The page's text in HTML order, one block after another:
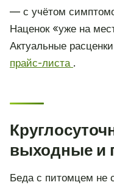
— с учётом
Наценок «уже на
Актуальные
прайс-листа .
выходные и
Беда с питомцем не